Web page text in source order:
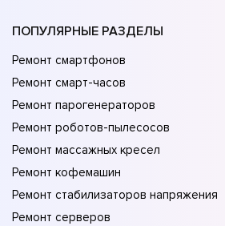
ПОПУЛЯРНЫЕ РАЗДЕЛЫ
Ремонт смартфонов
Ремонт смарт-часов
Ремонт парогенераторов
Ремонт роботов-пылесосов
Ремонт массажных кресел
Ремонт кофемашин
Ремонт стабилизаторов напряжения
Ремонт серверов